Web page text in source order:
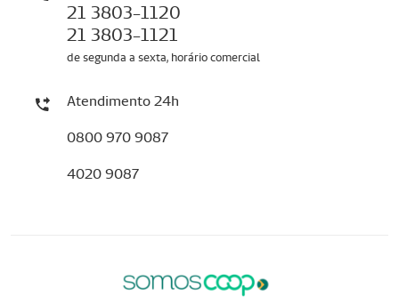
21 3803-1120
21 3803-1121
de segunda a sexta, horário comercial
Atendimento 24h
0800 970 9087
4020 9087